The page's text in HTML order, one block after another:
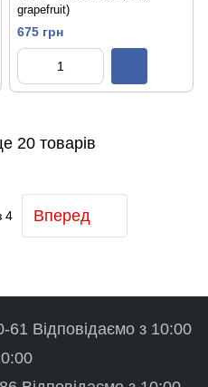
grapefruit)
675 грн
20 товарів
4 Вперед
61 Відповідаємо з 10:00